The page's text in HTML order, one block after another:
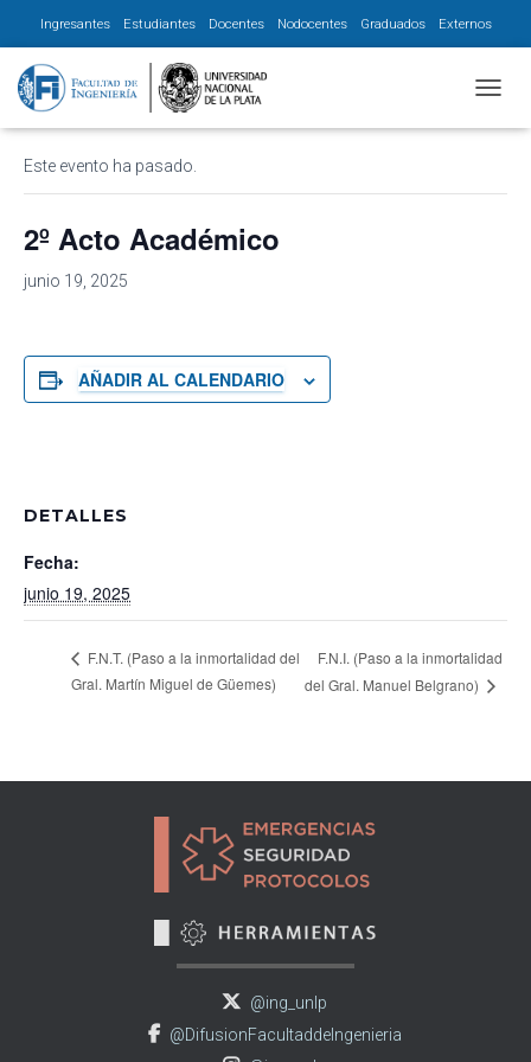
Ingresantes Estudiantes Docentes Nodocentes Graduados Externos
« Todos los Eventos
Este evento ha pasado.
2º Acto Académico
junio 19, 2025
AÑADIR AL CALENDARIO
DETALLES
Fecha:
junio 19, 2025
F.N.T. (Paso a la inmortalidad del
Gral. Martín Miguel de Güemes)
F.N.I. (Paso a la inmortalidad
del Gral. Manuel Belgrano)
@ing_unlp
@DifusionFacultaddeIngenieria